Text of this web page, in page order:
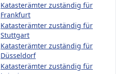
Katasterämter zuständig für
Frankfurt
Katasterämter zuständig für
Stuttgart
Katasterämter zuständig für
Düsseldorf
Katasterämter zuständig für